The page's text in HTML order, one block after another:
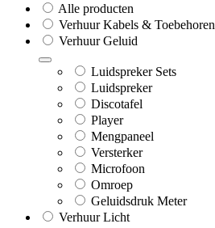
Alle producten
Verhuur Kabels & Toebehoren
Verhuur Geluid
Luidspreker Sets
Luidspreker
Discotafel
Player
Mengpaneel
Versterker
Microfoon
Omroep
Geluidsdruk Meter
Verhuur Licht